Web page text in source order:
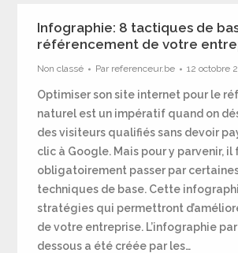
Infographie: 8 tactiques de
référencement de votre
Non classé Par referenceur.be 12 octobre
Optimiser son site internet pour le
naturel est un impératif quand on
des visiteurs qualifiés sans devoir
clic à Google. Mais pour y parvenir, il
obligatoirement passer par
techniques de base. Cette
stratégies qui permettront
de votre entreprise. L’infographie
dessous a été créée par les…